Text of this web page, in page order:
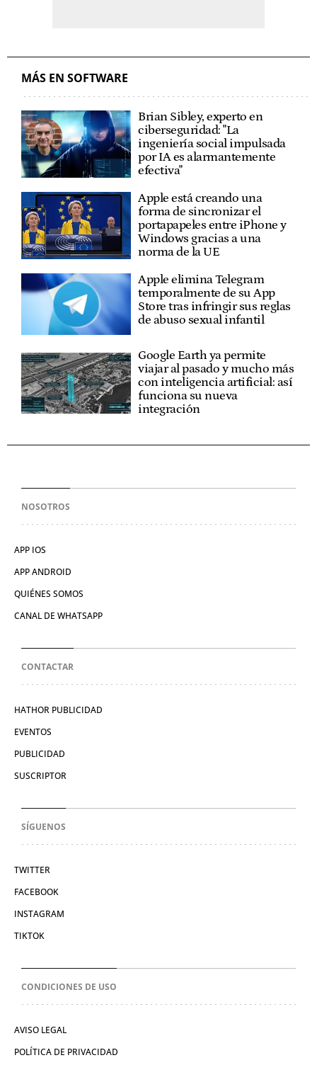
MÁS EN SOFTWARE
Brian Sibley, experto en
ciberseguridad: "La
ingeniería social impulsada
por IA es alarmantemente
efectiva"
Apple está creando una
forma de sincronizar el
portapapeles entre iPhone y
Windows gracias a una
norma de la UE
Apple elimina Telegram
temporalmente de su App
Store tras infringir sus reglas
de abuso sexual infantil
Google Earth ya permite
viajar al pasado y mucho más
con inteligencia artificial: así
funciona su nueva
integración
NOSOTROS
APP IOS
APP ANDROID
QUIÉNES SOMOS
CANAL DE WHATSAPP
CONTACTAR
HATHOR PUBLICIDAD
EVENTOS
PUBLICIDAD
SUSCRIPTOR
SÍGUENOS
TWITTER
FACEBOOK
INSTAGRAM
TIKTOK
CONDICIONES DE USO
AVISO LEGAL
POLÍTICA DE PRIVACIDAD